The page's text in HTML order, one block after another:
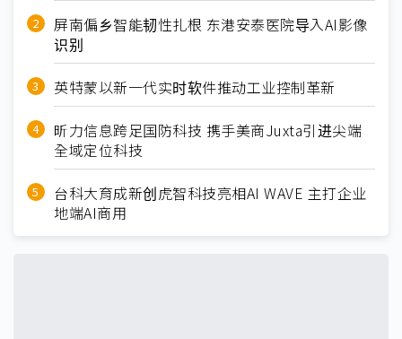
屏南偏乡智能韧性扎根 东港安泰医院导入AI影像
识别
英特蒙以新一代实时软件推动工业控制革新
昕力信息跨足国防科技 携手美商Juxta引进尖端
全域定位科技
台科大育成新创虎智科技亮相AI WAVE 主打企业
地端AI商用